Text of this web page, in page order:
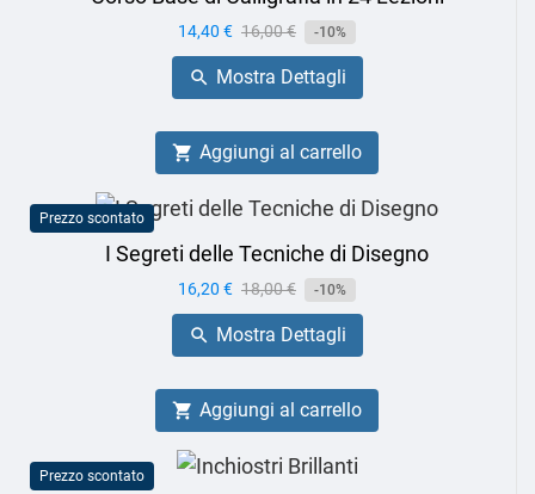
Prezzo
14,40 € Prezzo
base
16,00 € -10%
 Mostra Dettagli
 Aggiungi al carrello
Prezzo scontato
I Segreti delle Tecniche di Disegno
Prezzo
16,20 € Prezzo
base
18,00 € -10%
 Mostra Dettagli
 Aggiungi al carrello
Prezzo scontato